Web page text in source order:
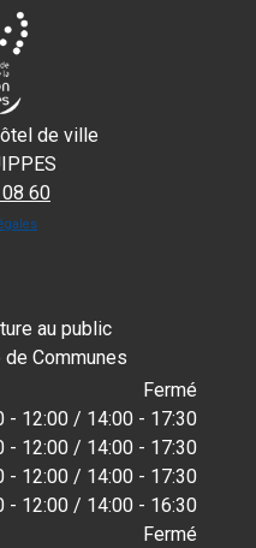
de ville
60
au public
de Communes
Fermé
- 12:00 / 14:00 - 17:30
- 12:00 / 14:00 - 17:30
- 12:00 / 14:00 - 17:30
- 12:00 / 14:00 - 16:30
Fermé